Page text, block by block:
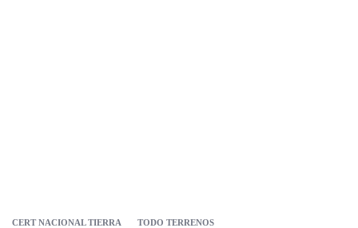
CERT NACIONAL TIERRA TODO TERRENOS